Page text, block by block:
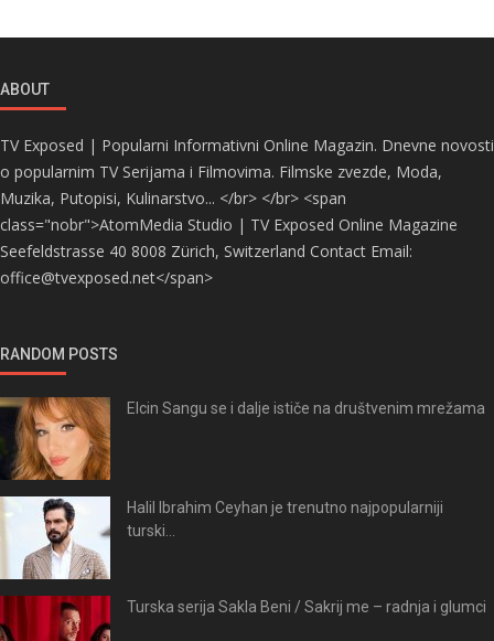
ABOUT
TV Exposed | Popularni Informativni Online Magazin. Dnevne novosti
o popularnim TV Serijama i Filmovima. Filmske zvezde, Moda,
Muzika, Putopisi, Kulinarstvo... </br> </br> <span
class="nobr">AtomMedia Studio | TV Exposed Online Magazine
Seefeldstrasse 40 8008 Zürich, Switzerland Contact Email:
office@tvexposed.net</span>
RANDOM POSTS
Elcin Sangu se i dalje ističe na društvenim mrežama
Halil Ibrahim Ceyhan je trenutno najpopularniji
turski...
Turska serija Sakla Beni / Sakrij me – radnja i glumci